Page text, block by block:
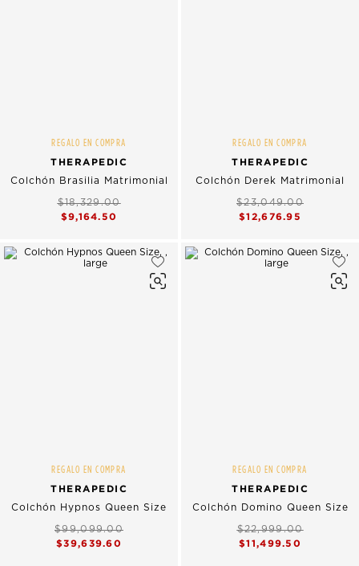
REGALO EN COMPRA
THERAPEDIC
Colchón Brasilia Matrimonial
$18,329.00
$9,164.50
REGALO EN COMPRA
THERAPEDIC
Colchón Derek Matrimonial
$23,049.00
$12,676.95
REGALO EN COMPRA
THERAPEDIC
Colchón Hypnos Queen Size
$99,099.00
$39,639.60
REGALO EN COMPRA
THERAPEDIC
Colchón Domino Queen Size
$22,999.00
$11,499.50